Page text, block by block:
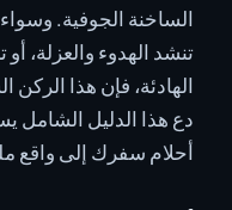
الساخنة الجوفية.
تنشد الهدوء
الهادئة، فإن هذا
دع هذا الدليل الشامل
أحلام سفرك إلى واقع